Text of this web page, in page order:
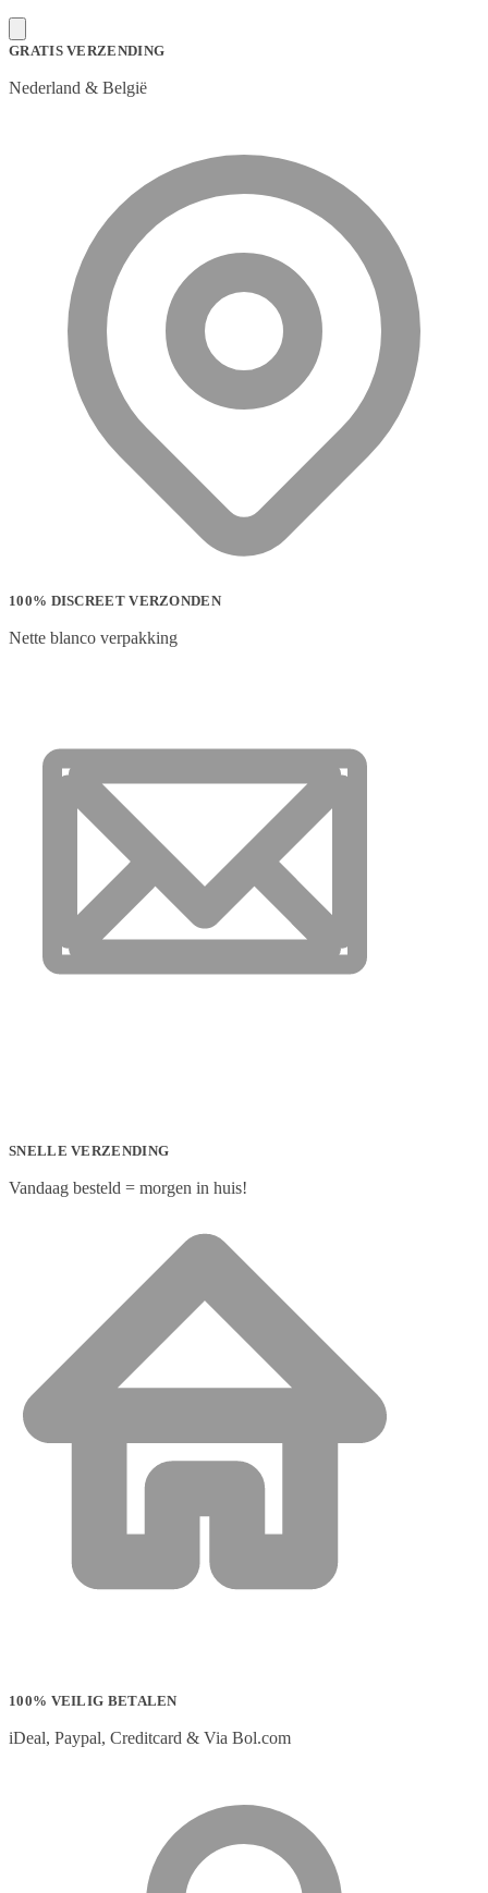
GRATIS VERZENDING
Nederland & België
100% DISCREET VERZONDEN
Nette blanco verpakking
SNELLE VERZENDING
Vandaag besteld = morgen in huis!
100% VEILIG BETALEN
iDeal, Paypal, Creditcard & Via Bol.com